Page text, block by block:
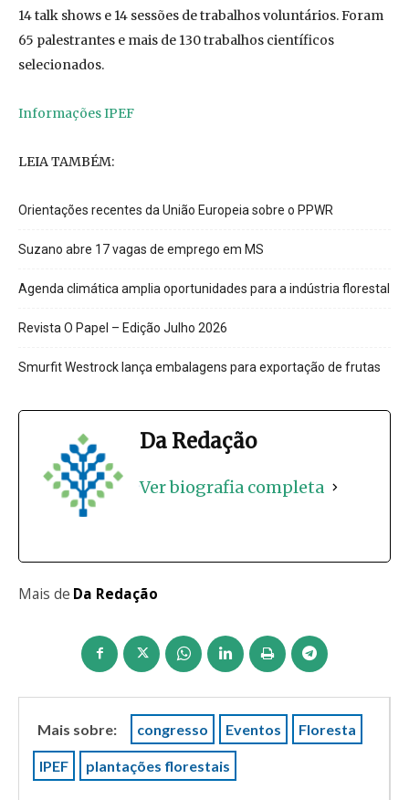
14 talk shows e 14 sessões de trabalhos voluntários. Foram
65 palestrantes e mais de 130 trabalhos científicos
selecionados.
Informações IPEF
LEIA TAMBÉM:
Orientações recentes da União Europeia sobre o PPWR
Suzano abre 17 vagas de emprego em MS
Agenda climática amplia oportunidades para a indústria florestal
Revista O Papel – Edição Julho 2026
Smurfit Westrock lança embalagens para exportação de frutas
Da Redação
Ver biografia completa
Mais de Da Redação
Mais sobre: congresso Eventos Floresta
IPEF plantações florestais